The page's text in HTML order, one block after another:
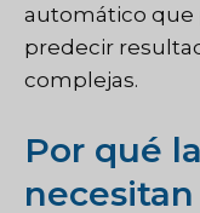
automático que
predecir
complejas.
Por qué